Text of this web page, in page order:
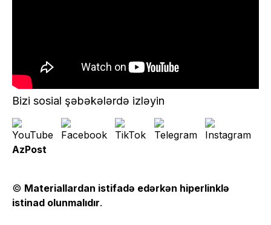
Bizi sosial şəbəkələrdə izləyin
AzPost
© Materiallardan istifadə edərkən hiperlinklə
istinad olunmalıdır.